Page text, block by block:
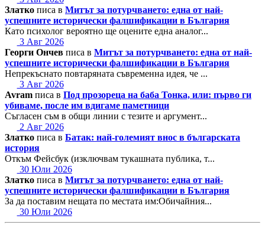
Златко писа в Митът за потурчването: една от най-
успешните исторически фалшификации в България
Като психолог вероятно ще оцените една аналог...
3 Авг 2026
Георги Ончев писа в Митът за потурчването: една от най-
успешните исторически фалшификации в България
Непрекъснато повтаряната съвременна идея, че ...
3 Авг 2026
Avram писа в Под прозореца на баба Тонка, или: първо ги
убиваме, после им вдигаме паметници
Съгласен съм в общи линии с тезите и аргумент...
2 Авг 2026
Златко писа в Батак: най-големият внос в българската
история
Откъм Фейсбук (изключвам тукашната публика, т...
30 Юли 2026
Златко писа в Митът за потурчването: една от най-
успешните исторически фалшификации в България
За да поставим нещата по местата им:Обичайния...
30 Юли 2026